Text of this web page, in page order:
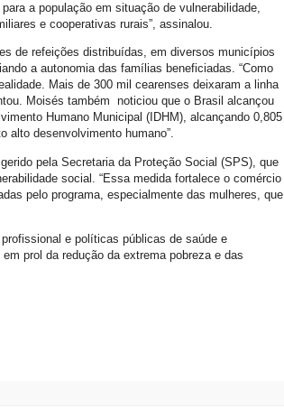
a população em situação de vulnerabilidade,
e cooperativas rurais”, assinalou.
de refeições distribuídas, em diversos municípios
a autonomia das famílias beneficiadas. “Como
Mais de 300 mil cearenses deixaram a linha
Moisés também noticiou que o Brasil alcançou
Humano Municipal (IDHM), alcançando 0,805
alto desenvolvimento humano”.
pela Secretaria da Proteção Social (SPS), que
social. “Essa medida fortalece o comércio
pelo programa, especialmente das mulheres, que
e políticas públicas de saúde e
prol da redução da extrema pobreza e das